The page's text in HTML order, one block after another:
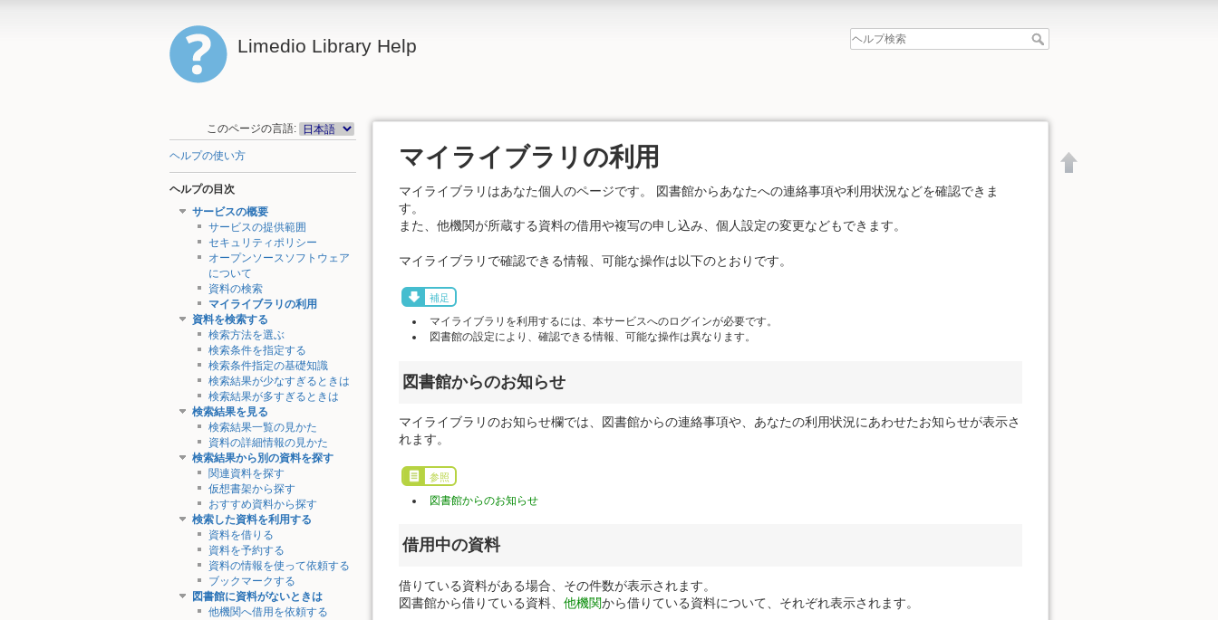
Limedio Library Help
このページの言語:
ヘルプの使い方
ヘルプの目次
サービスの概要
サービスの提供範囲
セキュリティポリシー
オープンソースソフトウェア
について
資料の検索
マイライブラリの利用
資料を検索する
検索方法を選ぶ
検索条件を指定する
検索条件指定の基礎知識
検索結果が少なすぎるときは
検索結果が多すぎるときは
検索結果を見る
検索結果一覧の見かた
資料の詳細情報の見かた
検索結果から別の資料を探す
関連資料を探す
仮想書架から探す
おすすめ資料から探す
検索した資料を利用する
資料を借りる
資料を予約する
資料の情報を使って依頼する
ブックマークする
図書館に資料がないときは
他機関へ借用を依頼する
マイライブラリの利用
マイライブラリはあなた個人のページです。 図書館からあなたへの連絡事項や利用状況などを確認できま
す。
また、他機関が所蔵する資料の借用や複写の申し込み、個人設定の変更などもできます。
マイライブラリで確認できる情報、可能な操作は以下のとおりです。
補足
マイライブラリを利用するには、本サービスへのログインが必要です。
図書館の設定により、確認できる情報、可能な操作は異なります。
図書館からのお知らせ
マイライブラリのお知らせ欄では、図書館からの連絡事項や、あなたの利用状況にあわせたお知らせが表示さ
れます。
参照
図書館からのお知らせ
借用中の資料
借りている資料がある場合、その件数が表示されます。
図書館から借りている資料、 他機関から借りている資料について、それぞれ表示されます。